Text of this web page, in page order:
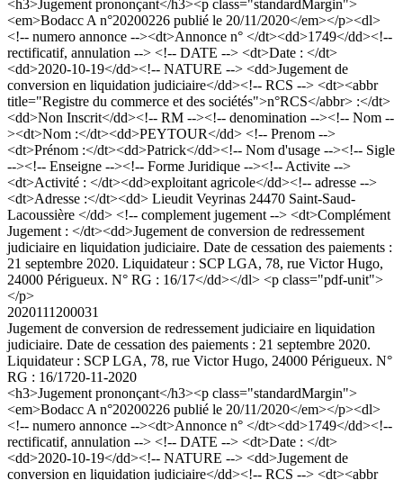
<h3>Jugement prononçant</h3><p class="standardMargin">
<em>Bodacc A n°20200226 publié le 20/11/2020</em></p><dl>
<!-- numero annonce --><dt>Annonce n° </dt><dd>1749</dd><!--
rectificatif, annulation --> <!-- DATE --> <dt>Date : </dt>
<dd>2020-10-19</dd><!-- NATURE --> <dd>Jugement de
conversion en liquidation judiciaire</dd><!-- RCS --> <dt><abbr
title="Registre du commerce et des sociétés">n°RCS</abbr> :</dt>
<dd>Non Inscrit</dd><!-- RM --><!-- denomination --><!-- Nom --
><dt>Nom :</dt><dd>PEYTOUR</dd> <!-- Prenom -->
<dt>Prénom :</dt><dd>Patrick</dd><!-- Nom d'usage --><!-- Sigle
--><!-- Enseigne --><!-- Forme Juridique --><!-- Activite -->
<dt>Activité : </dt><dd>exploitant agricole</dd><!-- adresse -->
<dt>Adresse :</dt><dd> Lieudit Veyrinas 24470 Saint-Saud-
Lacoussière </dd> <!-- complement jugement --> <dt>Complément
Jugement : </dt><dd>Jugement de conversion de redressement
judiciaire en liquidation judiciaire. Date de cessation des paiements :
21 septembre 2020. Liquidateur : SCP LGA, 78, rue Victor Hugo,
24000 Périgueux. N° RG : 16/17</dd></dl> <p class="pdf-unit">
</p>
2020111200031
Jugement de conversion de redressement judiciaire en liquidation
judiciaire. Date de cessation des paiements : 21 septembre 2020.
Liquidateur : SCP LGA, 78, rue Victor Hugo, 24000 Périgueux. N°
RG : 16/1720-11-2020
<h3>Jugement prononçant</h3><p class="standardMargin">
<em>Bodacc A n°20200226 publié le 20/11/2020</em></p><dl>
<!-- numero annonce --><dt>Annonce n° </dt><dd>1749</dd><!--
rectificatif, annulation --> <!-- DATE --> <dt>Date : </dt>
<dd>2020-10-19</dd><!-- NATURE --> <dd>Jugement de
conversion en liquidation judiciaire</dd><!-- RCS --> <dt><abbr